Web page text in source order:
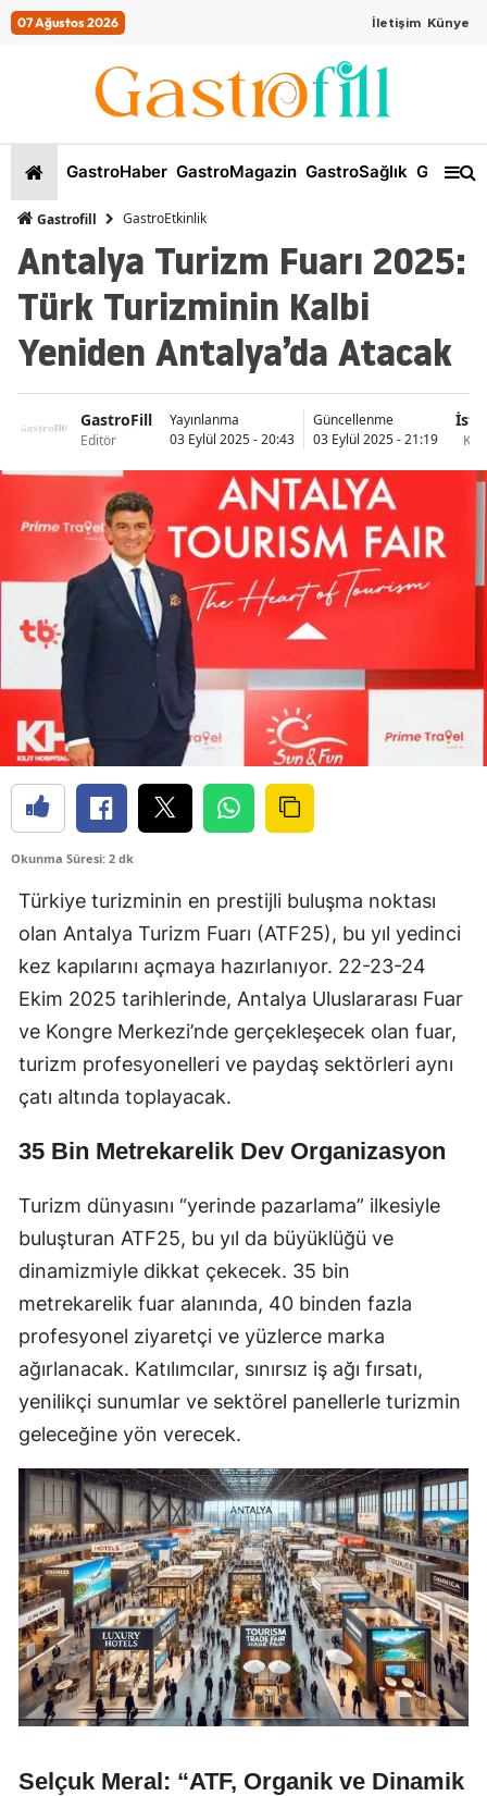
07 Ağustos 2026 İletişim Künye
GastroHaber GastroMagazin GastroSağlık
Gastrofill GastroEtkinlik
Antalya Turizm Fuarı 2025:
Türk Turizminin Kalbi
Yeniden Antalya’da Atacak
GastroFill
Editör
Yayınlanma
03 Eylül 2025 - 20:43
Güncellenme
03 Eylül 2025 - 21:19
Okunma Süresi: 2 dk
Türkiye turizminin en prestijli buluşma noktası
olan Antalya Turizm Fuarı (ATF25), bu yıl yedinci
kez kapılarını açmaya hazırlanıyor. 22-23-24
Ekim 2025 tarihlerinde, Antalya Uluslararası Fuar
ve Kongre Merkezi’nde gerçekleşecek olan fuar,
turizm profesyonelleri ve paydaş sektörleri aynı
çatı altında toplayacak.
35 Bin Metrekarelik Dev Organizasyon
Turizm dünyasını “yerinde pazarlama” ilkesiyle
buluşturan ATF25, bu yıl da büyüklüğü ve
dinamizmiyle dikkat çekecek. 35 bin
metrekarelik fuar alanında, 40 binden fazla
profesyonel ziyaretçi ve yüzlerce marka
ağırlanacak. Katılımcılar, sınırsız iş ağı fırsatı,
yenilikçi sunumlar ve sektörel panellerle turizmin
geleceğine yön verecek.
Selçuk Meral: “ATF, Organik ve Dinamik